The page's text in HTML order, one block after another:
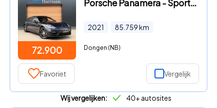
72.900
Porsche Panamera - Sport Turismo 2.9 4S E-Hybrid SPORTUITLAAT|4W-BESTURING|PANO
2021 85.759km
Dongen (NB)
Favoriet Vergelijk
Wij vergelijken: 40+ autosites